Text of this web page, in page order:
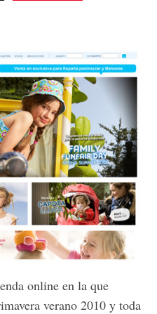
online en la que
verano 2010 y toda